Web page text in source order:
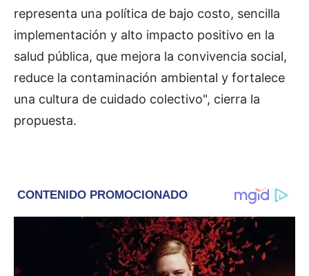
representa una política de bajo costo, sencilla
implementación y alto impacto positivo en la
salud pública, que mejora la convivencia social,
reduce la contaminación ambiental y fortalece
una cultura de cuidado colectivo", cierra la
propuesta.